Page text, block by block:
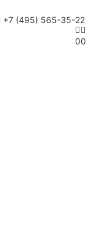
+7 (495) 565-35-22
00